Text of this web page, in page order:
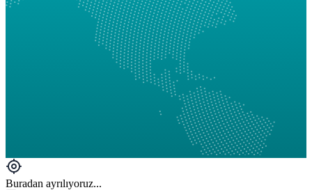
Buradan ayrılıyoruz...